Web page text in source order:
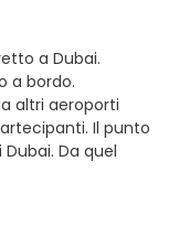
a Dubai.
a bordo.
altri aeroporti
Il punto
Da quel